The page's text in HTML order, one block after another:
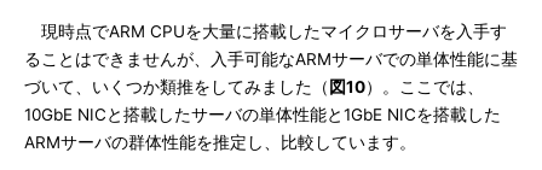
現時点でARM CPUを大量に搭載したマイクロサーバを入手す
ることはできませんが、入手可能なARMサーバでの単体性能に基
づいて、いくつか類推をしてみました（ 図10）。ここでは、
10GbE NICと搭載したサーバの単体性能と1GbE NICを搭載した
ARMサーバの群体性能を推定し、比較しています。